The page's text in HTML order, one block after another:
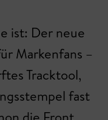
ist: Der neue
Markenfans –
Tracktool,
fast